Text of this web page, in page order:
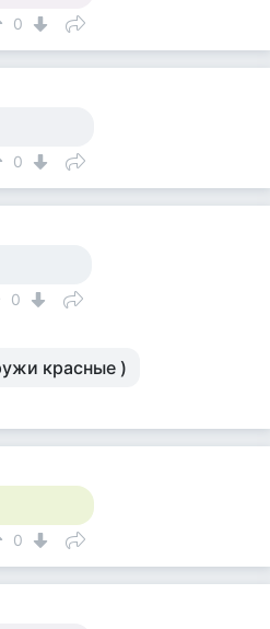
0
0
0
красные )
0